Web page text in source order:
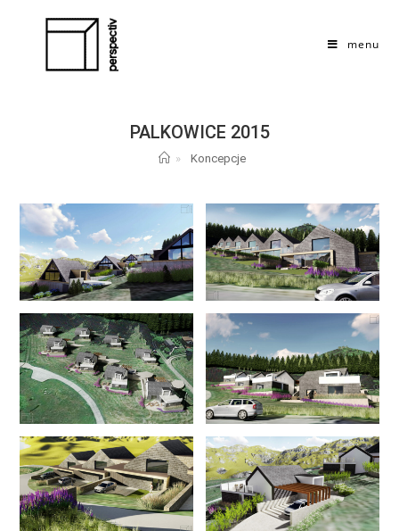
menu
PALKOWICE 2015
» Koncepcje